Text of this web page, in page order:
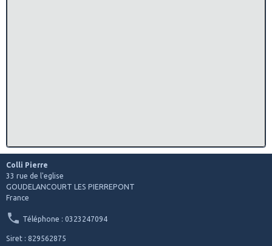
Colli Pierre
33 rue de l'eglise
GOUDELANCOURT LES PIERREPONT
France
Téléphone : 0323247094
Siret : 829562875